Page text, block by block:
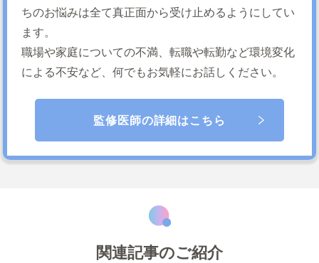
ちのお悩みは全て真正面から受け止めるようにしてい
ます。
職場や家庭についての不満、転職や転勤など環境変化
による不安など、何でもお気軽にお話しください。
監修医師の詳細はこちら
関連記事のご紹介